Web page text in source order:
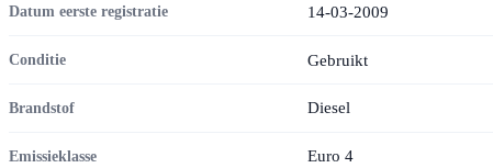
Datum eerste registratie 14-03-2009
Conditie Gebruikt
Brandstof Diesel
Emissieklasse Euro 4